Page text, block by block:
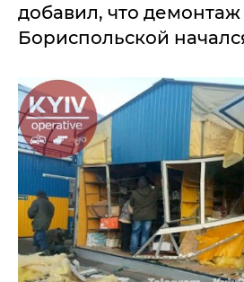
добавил, что
Бориспольской